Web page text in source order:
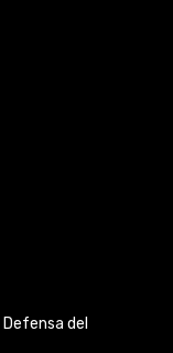
Defensa del